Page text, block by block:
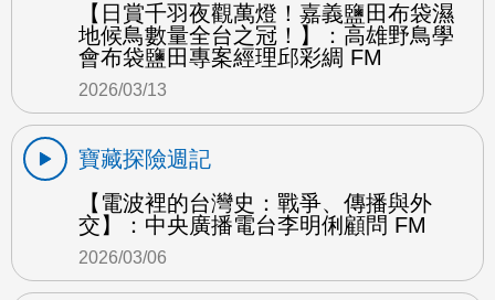
【日賞千羽夜觀萬燈！嘉義鹽田布袋濕
地候鳥數量全台之冠！】：高雄野鳥學
會布袋鹽田專案經理邱彩綢 FM
2026/03/13
寶藏探險週記
【電波裡的台灣史：戰爭、傳播與外
交】：中央廣播電台李明俐顧問 FM
2026/03/06